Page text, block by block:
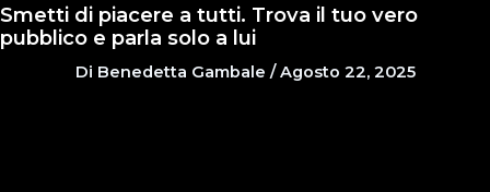
Smetti di piacere a tutti. Trova il tuo vero
pubblico e parla solo a lui
Di Benedetta Gambale /Agosto 22, 2025